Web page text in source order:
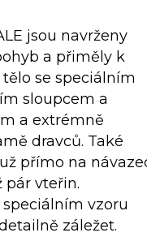
jsou navrženy
a přiměly k
se speciálním
sloupcem a
a extrémně
dravců. Také
přímo na
pár vteřin.
vzoru
záležet.